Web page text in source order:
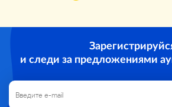
Описание продукта
и следи за предложениями